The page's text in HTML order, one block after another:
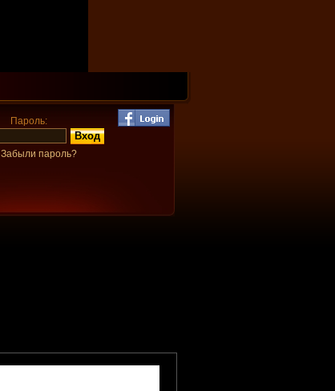
Пароль:
Забыли пароль?